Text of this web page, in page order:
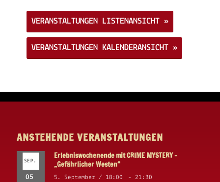
VERANSTALTUNGEN LISTENANSICHT »
VERANSTALTUNGEN KALENDERANSICHT »
ANSTEHENDE VERANSTALTUNGEN
SEP.
05
Erlebniswochenende mit CRIME MYSTERY –
„Gefährlicher Westen“
5. September / 18:00 - 21:30